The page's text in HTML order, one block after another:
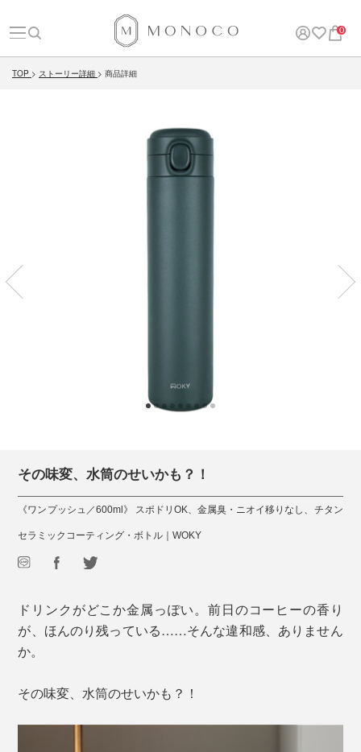
0
TOP ストーリー詳細 商品詳細
その味変、水筒のせいかも？！
《ワンプッシュ／600ml》 スポドリOK、金属臭・ニオイ移りなし、チタン
セラミックコーティング・ボトル｜WOKY
ドリンクがどこか金属っぽい。前日のコーヒーの香り
が、ほんのり残っている……そんな違和感、ありません
か。
その味変、水筒のせいかも？！